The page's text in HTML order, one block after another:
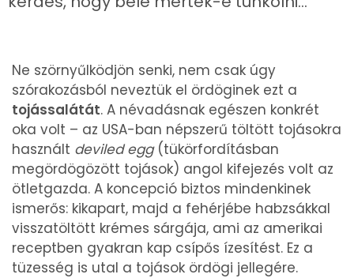
Ne szörnyűlködjön senki, nem csak úgy
szórakozásból neveztük el ördöginek ezt a
tojássalátát. A névadásnak egészen konkrét
oka volt – az USA-ban népszerű töltött tojásokra
használt deviled egg(tükörfordításban
megördögözött tojások) angol kifejezés volt az
ötletgazda. A koncepció biztos mindenkinek
ismerős: kikapart, majd a fehérjébe habzsákkal
visszatöltött krémes sárgája, ami az amerikai
receptben gyakran kap csípős ízesítést. Ez a
tüzesség is utal a tojások ördögi jellegére.